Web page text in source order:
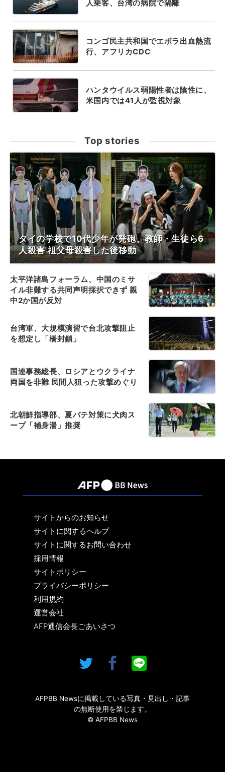
人乗客、台湾の病院で隔離
コンゴ民主共和国でエボラ出血熱流
行、アフリカCDC
ハンタウイルス弱陽性者は陰性に、
米国内では41人が監視対象
Top stories
タイの学校で10代少年が発砲、教師・生徒ら6
人殺害 祖父母殺害した後移動
太平洋諸島フォーラム、中国のミサ
イル非難する共同声明採択できず 親
中2か国が反対
台湾軍、大規模演習で台北攻撃阻止
を想定し「橋封鎖」
国連事務総長、ロシアとウクライナ
両国を非難 民間人狙った攻撃めぐり
北朝鮮指導部、夏バテ対策に犬肉ス
ープ「補身湯」推奨
サイトからのお知らせ
サイトに関するヘルプ
サイトに関するお問い合わせ
採用情報
サイトポリシー
プライバシーポリシー
利用規約
運営会社
AFP通信会長ごあいさつ
AFPBB Newsに掲載している写真・見出し・記事
の無断使用を禁じます。
© AFPBB News